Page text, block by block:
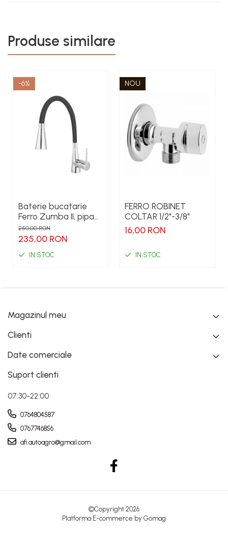
Produse similare
-6%
Baterie bucatarie
Ferro Zumba II, pipa
flexibila
250,00 RON
235,00 RON
IN STOC
NOU
FERRO ROBINET
COLTAR 1/2"-3/8"
16,00 RON
IN STOC
Magazinul meu
Clienti
Date comerciale
Suport clienti
07:30-22:00
0764804587
0767746856
afi.autoagro@gmail.com
©Copyright 2026
Platforma E-commerce by Gomag